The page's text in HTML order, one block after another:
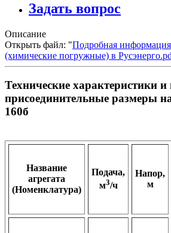
Задать вопрос
Описание
Открыть файл: "Подробная
(химические погружные) в
Технические характеристики
присоединительные размеры
160б
Название
агрегата
(Номенклатура)
Подача,
м3/ч
Напор,
м